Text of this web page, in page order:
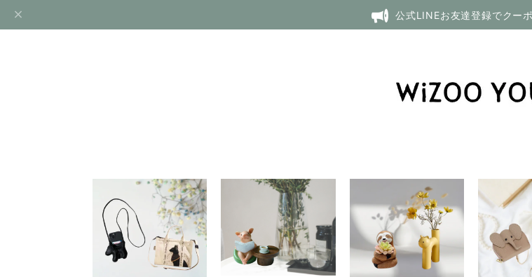
公式LINEお友達登録でクー